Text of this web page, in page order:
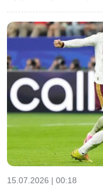
15.07.2026 | 00:18